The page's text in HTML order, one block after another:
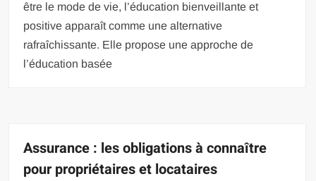
être le mode de vie, l’éducation bienveillante et
positive apparaît comme une alternative
rafraîchissante. Elle propose une approche de
l’éducation basée
Assurance : les obligations à connaître
pour propriétaires et locataires